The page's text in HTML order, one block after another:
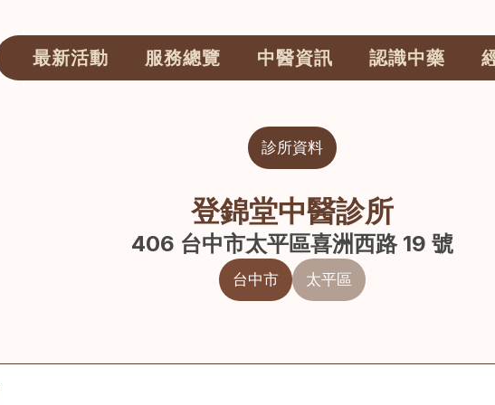
最新活動 服務總覽 中醫資訊 認識中藥
診所資料
登錦堂中醫診所
406 台中市太平區喜洲西路 19 號
台中市 太平區